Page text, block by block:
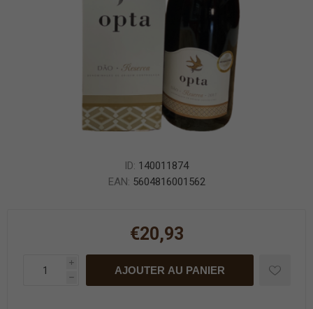
ID: 140011874
EAN: 5604816001562
€20,93
i
h
AJOUTER AU PANIER